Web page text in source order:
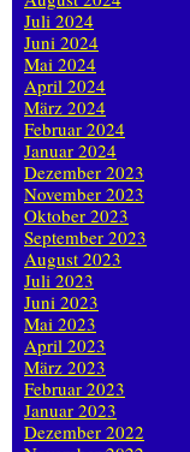
Juli 2024
Juni 2024
Mai 2024
April 2024
März 2024
Februar 2024
Januar 2024
Dezember 2023
November 2023
Oktober 2023
September 2023
August 2023
Juli 2023
Juni 2023
Mai 2023
April 2023
März 2023
Februar 2023
Januar 2023
Dezember 2022